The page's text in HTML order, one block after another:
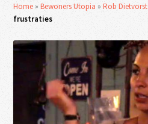
Home »Bewoners Utopia »Rob Dietvorst
frustraties